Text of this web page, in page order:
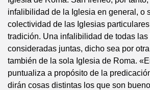
infalibilidad de la Iglesia en general, o
colectividad de las Iglesias
tradición. Una infalibilidad de todas las
consideradas juntas, dicho sea por
también de la sola Iglesia de Roma.
puntualiza a propósito de la
dirán cosas distintas los que son